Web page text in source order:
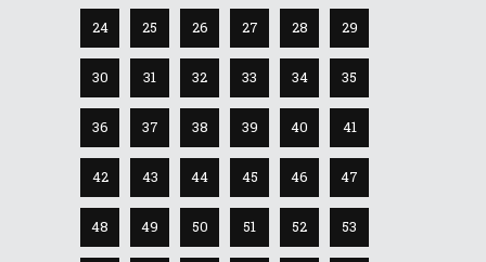
24 25 26 27 28 29
30 31 32 33 34 35
36 37 38 39 40 41
42 43 44 45 46 47
48 49 50 51 52 53